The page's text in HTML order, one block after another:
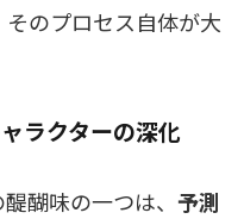
のプロセス自体が大
ラクターの深化
醐味の一つは、 予測